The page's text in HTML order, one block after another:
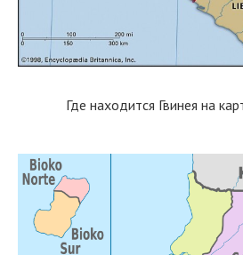
Где находится Гвинея на